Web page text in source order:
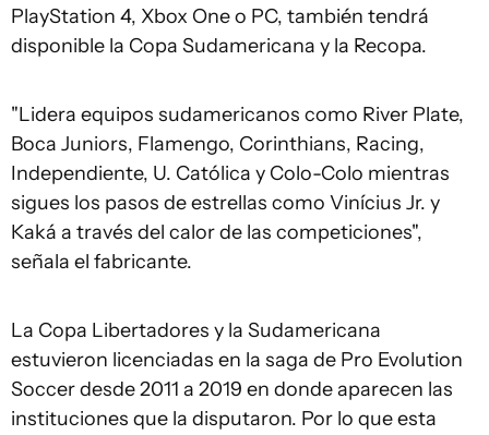
PlayStation 4, Xbox One o PC, también tendrá
disponible la Copa Sudamericana y la Recopa.
"Lidera equipos sudamericanos como River Plate,
Boca Juniors, Flamengo, Corinthians, Racing,
Independiente, U. Católica y Colo-Colo mientras
sigues los pasos de estrellas como Vinícius Jr. y
Kaká a través del calor de las competiciones",
señala el fabricante.
La Copa Libertadores y la Sudamericana
estuvieron licenciadas en la saga de Pro Evolution
Soccer desde 2011 a 2019 en donde aparecen las
instituciones que la disputaron. Por lo que esta